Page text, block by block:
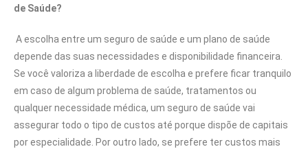
de Saúde?
A escolha entre um seguro de saúde e um plano de saúde
depende das suas necessidades e disponibilidade financeira.
Se você valoriza a liberdade de escolha e prefere ficar tranquilo
em caso de algum problema de saúde, tratamentos ou
qualquer necessidade médica, um seguro de saúde vai
assegurar todo o tipo de custos até porque dispõe de capitais
por especialidade. Por outro lado, se prefere ter custos mais